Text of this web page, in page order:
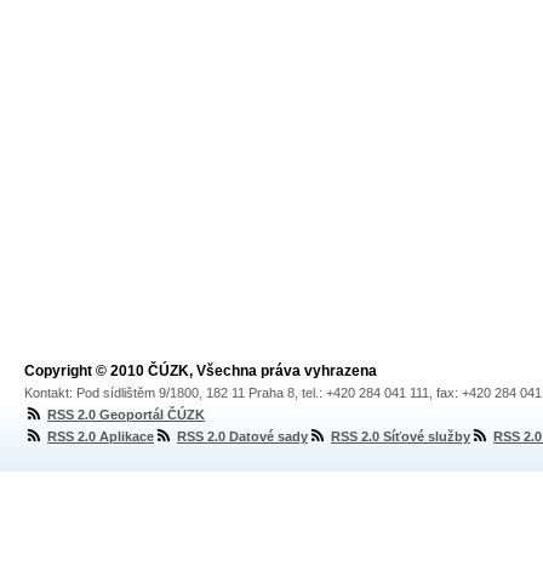
Copyright © 2010 ČÚZK, Všechna práva vyhrazena
Kontakt: Pod sídlištěm 9/1800, 182 11 Praha 8, tel.: +420 284 041 111, fax: +420 284
RSS 2.0 Geoportál ČÚZK
RSS 2.0 Aplikace
RSS 2.0 Datové sady RSS 2.0 Síťové služby RSS